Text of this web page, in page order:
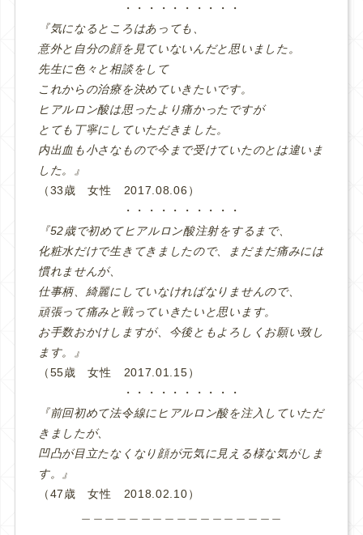
・・・・・・・・・・
『気になるところはあっても、
意外と自分の顔を見ていないんだと思いました。
先生に色々と相談をして
これからの治療を決めていきたいです。
ヒアルロン酸は思ったより痛かったですが
とても丁寧にしていただきました。
内出血も小さなもので今まで受けていたのとは違いま
した。』
（33歳 女性 2017.08.06）
・・・・・・・・・・
『52歳で初めてヒアルロン酸注射をするまで、
化粧水だけで生きてきましたので、まだまだ痛みには
慣れませんが、
仕事柄、綺麗にしていなければなりませんので、
頑張って痛みと戦っていきたいと思います。
お手数おかけしますが、今後ともよろしくお願い致し
ます。』
（55歳 女性 2017.01.15）
・・・・・・・・・・
『前回初めて法令線にヒアルロン酸を注入していただ
きましたが、
凹凸が目立たなくなり顔が元気に見える様な気がしま
す。』
（47歳 女性 2018.02.10）